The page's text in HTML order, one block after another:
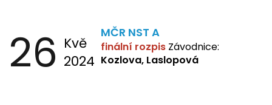
26 Kvě
2024
MČR NST A
finální rozpis Závodnice:
Kozlova, Laslopová